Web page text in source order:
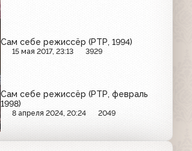
Сам себе режиссёр (РТР, 1994)
15 мая 2017, 23:13 3929
Сам себе режиссёр (РТР, февраль
1998)
8 апреля 2024, 20:24 2049